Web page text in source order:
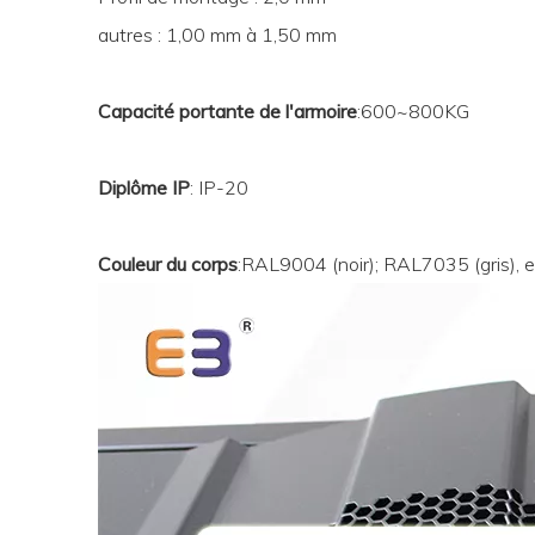
autres : 1,00 mm à 1,50 mm
Capacité portante de l'armoire:600~800KG
Diplôme IP: IP-20
Couleur du corps:RAL9004 (noir); RAL7035 (gris),